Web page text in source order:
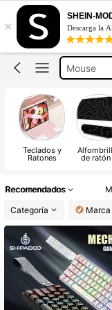
×
SHEIN-
Descarga la
Teclado
Mouse
Mouse Pad
Teclados y
Ratones de ratón
Recomendados
Categoría
Marca